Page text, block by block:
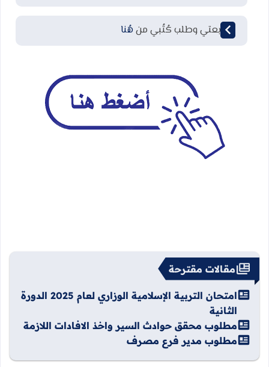
لمتابعتي وطلب كُتُبي من هُنا
مقالات مقترحة
امتحان التربية الإسلامية الوزاري لعام 2025 الدورة
الثانية
مطلوب محقق حوادث السير واخذ الافادات اللازمة
مطلوب مدير فرع مصرف